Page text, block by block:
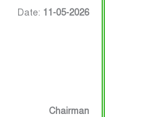
Date: 11-05-2026
Chairman